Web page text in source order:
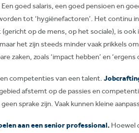
goed salaris, een goed pensioen en
tot ‘hygiënefactoren’. Het continu
op de mens, op het sociale), is
het zijn steeds minder vaak prikkels
zoals ‘impact hebben’ en ‘ergens
en competenties van een talent.
afstemt op de passies en
sprake zijn. Vaak kunnen kleine
aan een senior professional. Hoewel